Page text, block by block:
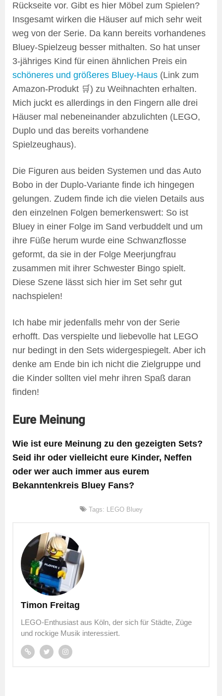
Rückseite vor. Gibt es hier Möbel zum Spielen?
Insgesamt wirken die Häuser auf mich sehr weit
weg von der Serie. Da kann bereits vorhandenes
Bluey-Spielzeug besser mithalten. So hat unser
3-jähriges Kind für einen ähnlichen Preis ein
schöneres und größeres Bluey-Haus (Link zum
Amazon-Produkt 🛒) zu Weihnachten erhalten.
Mich juckt es allerdings in den Fingern alle drei
Häuser mal nebeneinander abzulichten (LEGO,
Duplo und das bereits vorhandene
Spielzeughaus).
Die Figuren aus beiden Systemen und das Auto
Bobo in der Duplo-Variante finde ich hingegen
gelungen. Zudem finde ich die vielen Details aus
den einzelnen Folgen bemerkenswert: So ist
Bluey in einer Folge im Sand verbuddelt und um
ihre Füße herum wurde eine Schwanzflosse
geformt, da sie in der Folge Meerjungfrau
zusammen mit ihrer Schwester Bingo spielt.
Diese Szene lässt sich hier im Set sehr gut
nachspielen!
Ich habe mir jedenfalls mehr von der Serie
erhofft. Das verspielte und liebevolle hat LEGO
nur bedingt in den Sets widergespiegelt. Aber ich
denke am Ende bin ich nicht die Zielgruppe und
die Kinder sollten viel mehr ihren Spaß daran
finden!
Eure Meinung
Wie ist eure Meinung zu den gezeigten Sets?
Seid ihr oder vielleicht eure Kinder, Neffen
oder wer auch immer aus eurem
Bekanntenkreis Bluey Fans?
Tags: LEGO Bluey
Timon Freitag
LEGO-Enthusiast aus Köln, der sich für Städte, Züge
und rockige Musik interessiert.